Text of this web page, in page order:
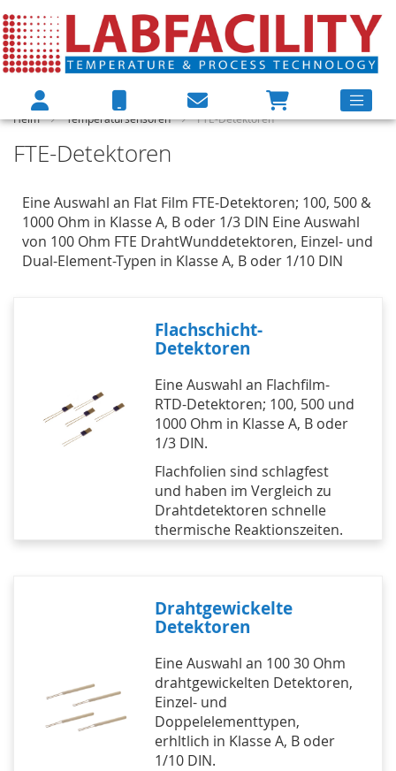
Heim Temperatursensoren FTE-Detektoren
FTE-Detektoren
Eine Auswahl an Flat Film FTE-Detektoren; 100, 500 &
1000 Ohm in Klasse A, B oder 1/3 DIN Eine Auswahl
von 100 Ohm FTE DrahtWunddetektoren, Einzel- und
Dual-Element-Typen in Klasse A, B oder 1/10 DIN
Flachschicht-
Detektoren
Eine Auswahl an Flachfilm-
RTD-Detektoren; 100, 500 und
1000 Ohm in Klasse A, B oder
1/3 DIN.
Flachfolien sind schlagfest
und haben im Vergleich zu
Drahtdetektoren schnelle
thermische Reaktionszeiten.
Drahtgewickelte
Detektoren
Eine Auswahl an 100 30 Ohm
drahtgewickelten Detektoren,
Einzel- und
Doppelelementtypen,
erhltlich in Klasse A, B oder
1/10 DIN.